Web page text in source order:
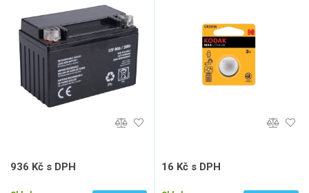
936 Kč s DPH 16 Kč s DPH